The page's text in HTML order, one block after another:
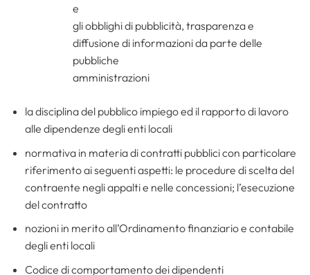
e
gli obblighi di pubblicità, trasparenza e
diffusione di informazioni da parte delle
pubbliche
amministrazioni
la disciplina del pubblico impiego ed il rapporto di lavoro
alle dipendenze degli enti locali
normativa in materia di contratti pubblici con particolare
riferimento ai seguenti aspetti: le procedure di scelta del
contraente negli appalti e nelle concessioni; l’esecuzione
del contratto
nozioni in merito all’Ordinamento finanziario e contabile
degli enti locali
Codice di comportamento dei dipendenti